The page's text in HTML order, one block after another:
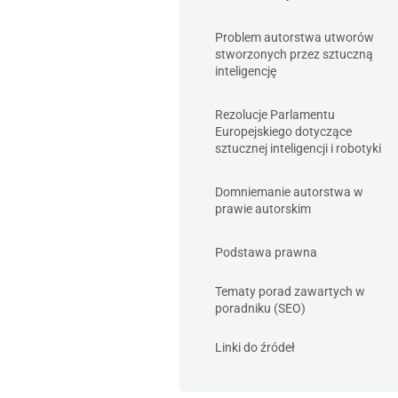
Problem autorstwa utworów
stworzonych przez sztuczną
inteligencję
Rezolucje Parlamentu
Europejskiego dotyczące
sztucznej inteligencji i robotyki
Domniemanie autorstwa w
prawie autorskim
Podstawa prawna
Tematy porad zawartych w
poradniku (SEO)
Linki do źródeł